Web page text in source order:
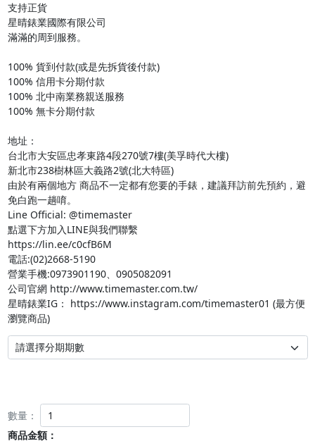
支持正貨
星晴錶業國際有限公司
滿滿的周到服務。
100% 貨到付款(或是先拆貨後付款)
100% 信用卡分期付款
100% 北中南業務親送服務
100% 無卡分期付款
地址：
台北市大安區忠孝東路4段270號7樓(美孚時代大樓)
新北市238樹林區大義路2號(北大特區)
由於有兩個地方 商品不一定都有您要的手錶，建議拜訪前先預約，避
免白跑一趟唷。
Line Official: @timemaster
點選下方加入LINE與我們聯繫
https://lin.ee/c0cfB6M
電話:(02)2668-5190
營業手機:0973901190、0905082091
公司官網 http://www.timemaster.com.tw/
星晴錶業IG： https://www.instagram.com/timemaster01 (最方便
瀏覽商品)
數量：
商品金額：